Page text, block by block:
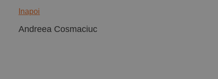
Programe
Inapoi
Andreea Cosmaciuc